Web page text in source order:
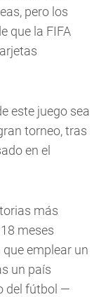
pero los
que la FIFA
este juego sea
torneo, tras
en el
más
meses
emplear un
un país
del fútbol —